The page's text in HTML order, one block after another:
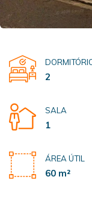
2
SALA
1
ÁREA ÚTIL
60 m²